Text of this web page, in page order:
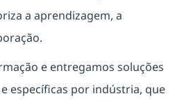
a aprendizagem, a
e entregamos soluções
específicas por indústria, que